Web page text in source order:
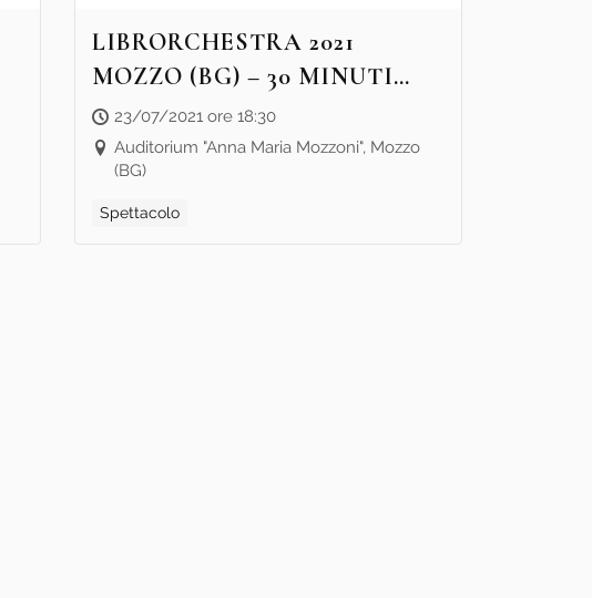
LIBRORCHESTRA 2021
MOZZO (BG) – 30 MINUTI
CON “UN PIANOFORTE, UN
CANE, UNA PULCE E UNA
BAMBINA” – SPETTACOLO
23/07/2021 ore 18:30
Auditorium "Anna Maria Mozzoni", Mozzo
(BG)
Spettacolo